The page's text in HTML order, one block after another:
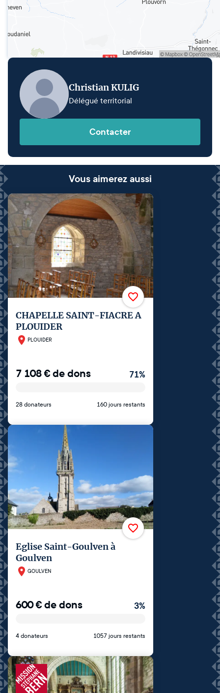
Christian KULIG
Délégué territorial
Contacter
Vous aimerez aussi
CHAPELLE SAINT-FIACRE A
PLOUIDER
PLOUIDER
7 108€de dons 71%
28 donateurs 160 jours restants
Eglise Saint-Goulven à
Goulven
GOULVEN
600€de dons 3%
4 donateurs 1057 jours restants